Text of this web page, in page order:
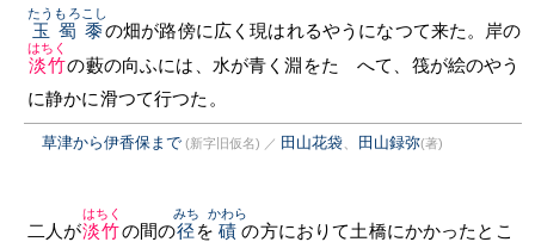
玉蜀黍
たうもろこし
の畑が路傍に広く現はれるやうになつて来た。岸の
淡竹
はちく
の藪の向ふには、水が青く淵をたゝへて、筏が絵のやう
に静かに滑つて行つた。
草津から伊香保まで (新字旧仮名) ／ 田山花袋、 田山録弥(著)
二人が淡竹
はちく
の間の径
みち
を 磧
かわら
の方におりて土橋にかかったとこ